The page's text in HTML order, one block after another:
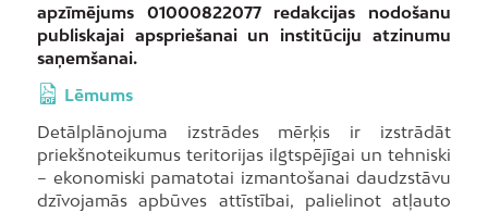
apzīmējums 01000822077 redakcijas nodošanu
publiskajai apspriešanai un institūciju atzinumu
saņemšanai.
Lēmums
Detālplānojuma izstrādes mērķis ir izstrādāt
priekšnoteikumus teritorijas ilgtspējīgai un tehniski
– ekonomiski pamatotai izmantošanai daudzstāvu
dzīvojamās apbūves attīstībai, palielinot atļauto